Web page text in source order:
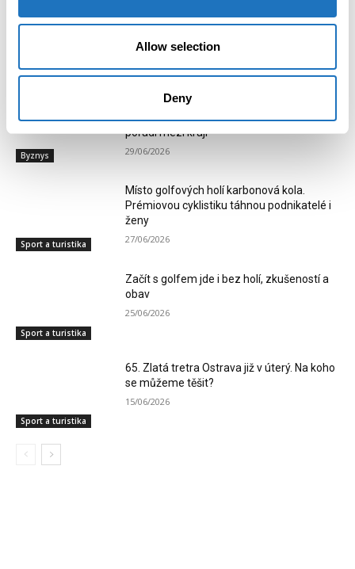
Allow selection
Deny
Byznys
Mladí sportovci vezou domů celkem 40
medailí a krásné 4. místo v celkovém
pořadí mezi kraji
29/06/2026
Sport a turistika
Místo golfových holí karbonová kola.
Prémiovou cyklistiku táhnou podnikatelé i
ženy
27/06/2026
Sport a turistika
Začít s golfem jde i bez holí, zkušeností a
obav
25/06/2026
Sport a turistika
65. Zlatá tretra Ostrava již v úterý. Na koho
se můžeme těšit?
15/06/2026